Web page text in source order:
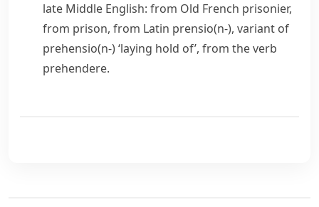
late Middle English: from Old French prisonier,
from prison, from Latin prensio(n-), variant of
prehensio(n-)‘laying hold of’, from the verb
prehendere.